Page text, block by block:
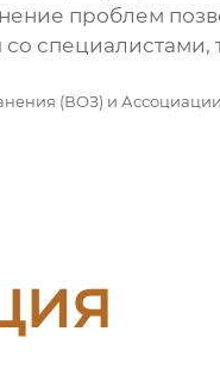
проблем
специалистами,
(ВОЗ) и